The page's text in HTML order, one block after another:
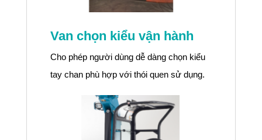
Van chọn kiểu vận hành
Cho phép người dùng dễ dàng chọn kiểu
tay chan phù hợp với thói quen sử dụng.